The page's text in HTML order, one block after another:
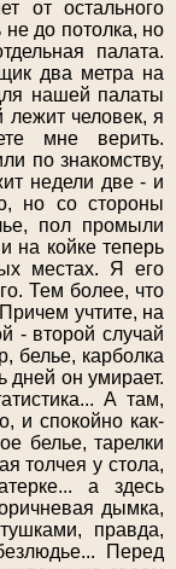
от остального
до потолка, но
палата.
два метра на
нашей палаты
лежит человек, я
мне верить.
по знакомству,
недели две - и
но со стороны
пол промыли
на койке теперь
местах. Я его
Тем более, что
учтите, на
- второй случай
белье, карболка
дней он умирает.
А там,
и спокойно как-
белье, тарелки
толчея у стола,
а здесь
дымка,
правда,
Перед